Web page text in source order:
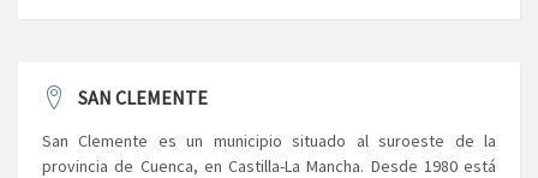
SAN CLEMENTE
San Clemente es un municipio situado al suroeste de la
provincia de Cuenca, en Castilla-La Mancha. Desde 1980 está